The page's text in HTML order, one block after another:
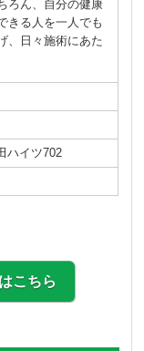
ろん、自分の健康
きる人を一人でも
、日々施術にあた
ハイツ702
こちら